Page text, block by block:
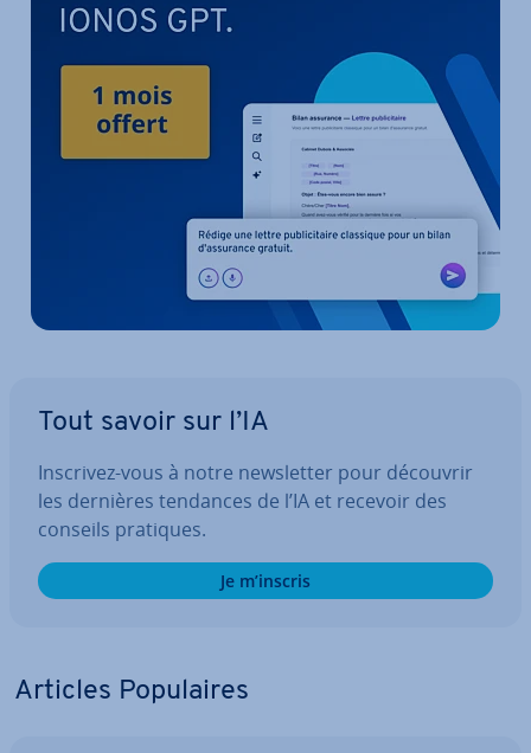
Tout savoir sur l’IA
Inscrivez-vous à notre news­let­ter pour découvrir
les dernières tendances de l’IA et recevoir des
conseils pratiques.
Je m’inscris
Articles Po­pu­laires